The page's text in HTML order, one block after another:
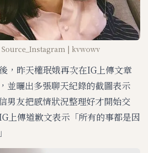
| kvwowv
，昨天權珉娥再次在IG上傳文章
並曬出多張聊天紀錄的截圖表示
男友把感情狀況整理好才開始交
上傳道歉文表示「所有的事都是因